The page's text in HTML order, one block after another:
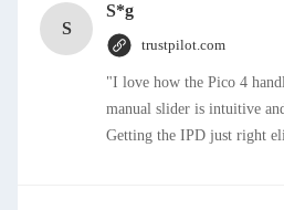
S
S*g
trustpilot.com
"I love how the Pico 4
manual slider is intuitive
Getting the IPD just right